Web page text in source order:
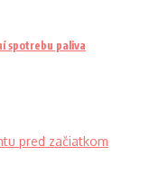
spotrebu paliva